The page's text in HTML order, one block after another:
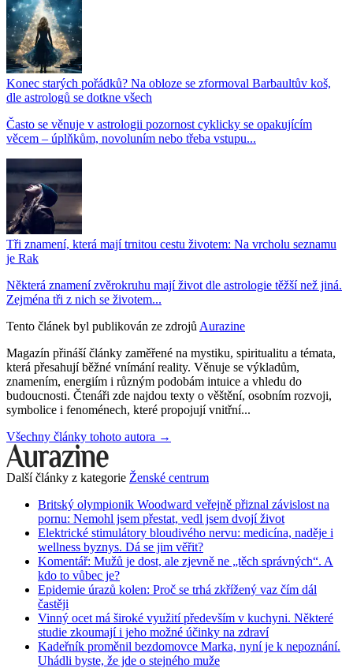
Konec starých pořádků? Na obloze se zformoval Barbaultův koš,
dle astrologů se dotkne všech
Často se věnuje v astrologii pozornost cyklicky se opakujícím
věcem – úplňkům, novoluním nebo třeba vstupu...
Tři znamení, která mají trnitou cestu životem: Na vrcholu seznamu
je Rak
Některá znamení zvěrokruhu mají život dle astrologie těžší než jiná.
Zejména tři z nich se životem...
Tento článek byl publikován ze zdrojů Aurazine
Magazín přináší články zaměřené na mystiku, spiritualitu a témata,
která přesahují běžné vnímání reality. Věnuje se výkladům,
znamením, energiím i různým podobám intuice a vhledu do
budoucnosti. Čtenáři zde najdou texty o věštění, osobním rozvoji,
symbolice i fenoménech, které propojují vnitřní...
Všechny články tohoto autora →
Další články z kategorie Ženské centrum
Britský olympionik Woodward veřejně přiznal závislost na
pornu: Nemohl jsem přestat, vedl jsem dvojí život
Elektrické stimulátory bloudivého nervu: medicína, naděje i
wellness byznys. Dá se jim věřit?
Komentář: Mužů je dost, ale zjevně ne „těch správných“. A
kdo to vůbec je?
Epidemie úrazů kolen: Proč se trhá zkřížený vaz čím dál
častěji
Vinný ocet má široké využití především v kuchyni. Některé
studie zkoumají i jeho možné účinky na zdraví
Kadeřník proměnil bezdomovce Marka, nyní je k nepoznání.
Uhádli byste, že jde o stejného muže